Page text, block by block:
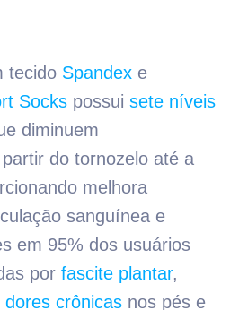
tecido Spandex e
Socks possui sete níveis
diminuem
do tornozelo até a
melhora
sanguínea e
em 95% dos usuários
por fascite plantar,
dores crônicas nos pés e